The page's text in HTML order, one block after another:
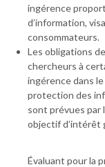
ingérence
d’information,
consommateurs.
Les obligations
chercheurs à
ingérence dans
protection des
sont prévues par
objectif d’intérêt
Évaluant pour la